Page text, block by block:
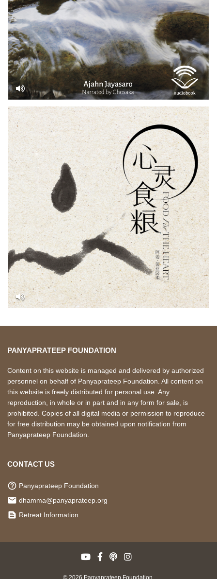
PANYAPRATEEP FOUNDATION
Content on this website is managed and delivered by authorized
personnel on behalf of Panyaprateep Foundation. All content on
this website is freely distributed for personal use. Any
reproduction, in whole or in part and in any form for sale, is
prohibited. Copies of all digital media or permission to reproduce
for free distribution may be obtained upon notification from
Panyaprateep Foundation.
CONTACT US
help_outline Panyaprateep Foundation
local_post_office dhamma@panyaprateep.org
text_snippet Retreat Information
© 2026 Panyaprateep Foundation.